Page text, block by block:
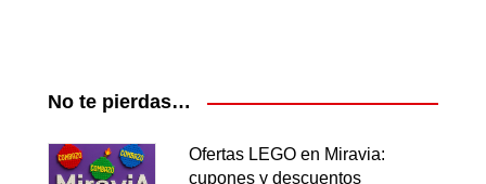
No te pierdas…
Ofertas LEGO en Miravia:
cupones y descuentos